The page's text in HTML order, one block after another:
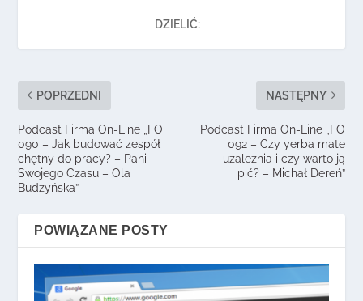
DZIELIĆ:
POPRZEDNI
Podcast Firma On-Line „FO
090 – Jak budować zespół
chętny do pracy? – Pani
Swojego Czasu – Ola
Budzyńska”
NASTĘPNY
Podcast Firma On-Line „FO
092 – Czy yerba mate
uzależnia i czy warto ją
pić? – Michał Dereń”
POWIĄZANE POSTY